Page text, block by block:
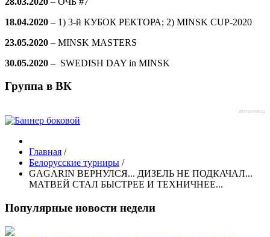
18.04.2020 – 1) 3-й КУБОК РЕКТОРА; 2) MINSK CUP-2020
23.05.2020 – MINSK MASTERS
30.05.2020 – SWEDISH DAY in MINSK
Группа в ВК
afisha-msk.ru
Главная /
Белорусские турниры /
GAGARIN ВЕРНУЛСЯ... ДИЗЕЛЬ НЕ ПОДКАЧАЛ...
МАТВЕЙ СТАЛ БЫСТРЕЕ И ТЕХНИЧНЕЕ...
Популярные новости недели